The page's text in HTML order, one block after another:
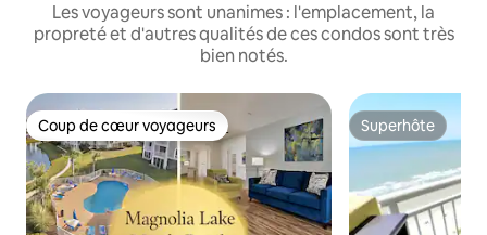
Les voyageurs sont unanimes : l'emplacement, la
propreté et d'autres qualités de ces condos sont très
bien notés.
Coup de cœur voyageurs
Coup de cœur voyageurs Superhôte
Superhôte